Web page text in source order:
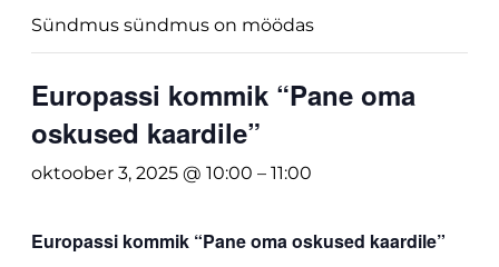
Sündmus sündmus on möödas
Europassi kommik “Pane oma
oskused kaardile”
oktoober 3, 2025 @ 10:00 – 11:00
Europassi kommik “Pane oma oskused kaardile”